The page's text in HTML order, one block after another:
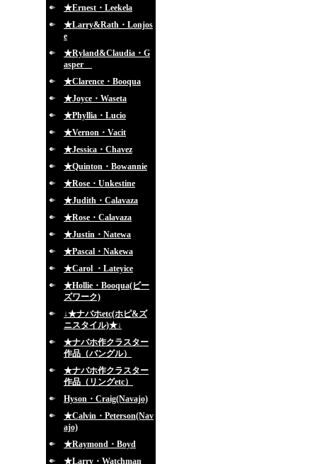
★Ernest・Leekela
★Larry&Rath・Lonjos
e
★Ryland&Claudia・G
asper
★Clarence・Booqua
★Joyce・Waseta
★Phyllia・Lucio
★Vernon・Vacit
★Jessica・Chavez
★Quinton・Bowannie
★Rose・Unkestine
★Judith・Calavaza
★Rose・Calavaza
★Justin・Natewa
★Pascal・Nakewa
★Carol ・Lateyice
★Hollie・Booqua(ビー
ズワーク)
↓★ナバホetc(ホピ&ズ
ニスタイル)★↓
★ナバホ作クラスター
作品（バングル）
★ナバホ作クラスター
作品（リングetc）
Hyson・Craig(Navajo)
★Calvin・Peterson(Nav
ajo)
★Raymond・Boyd
★Larry・Watchman